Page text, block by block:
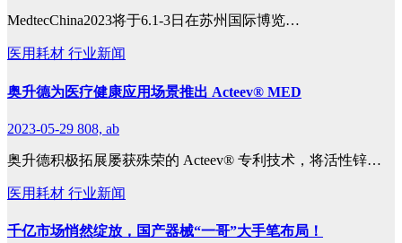
MedtecChina2023将于6.1-3日在苏州国际博览…
医用耗材 行业新闻
奥升德为医疗健康应用场景推出 Acteev® MED
2023-05-29 808, ab
奥升德积极拓展屡获殊荣的 Acteev® 专利技术，将活性锌…
医用耗材 行业新闻
千亿市场悄然绽放，国产器械“一哥”大手笔布局！